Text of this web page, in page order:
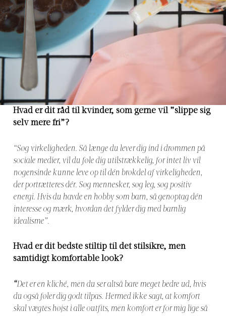
Hvad er dit råd til kvinder, som gerne vil ”slippe sig
selv mere fri”?
“Søg virkeligheden. Så længe du lever dig ind i drømmen på
sociale medier, vil du føle dig utilstrækkelig, for intet liv vil
nogensinde kunne leve op til dén brøkdel af virkeligheden,
der portrætteres dér. Søg mennesker, søg leg, søg positiv
energi. Hvis du havde en hobby som barn, så genoptag dén
interesse og mærk, hvordan det fylder dig med barnlig
idealisme”.
Hvad er dit bedste stiltip til det stilsikre, men
samtidigt komfortable look?
“Det er en kliché, men du ser altså bare meget bedre ud, hvis
du også føler dig godt tilpas. Hermed ikke sagt, at komfort
skal vægtes højst i alle outfits, men komfort er for mig lige så